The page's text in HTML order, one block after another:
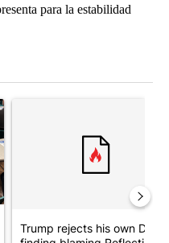
para la estabilidad
high desert of El Paso?"
Trump rejects his own DOJ’s